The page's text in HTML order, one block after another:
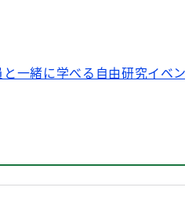
と一緒に学べる自由研究イベ